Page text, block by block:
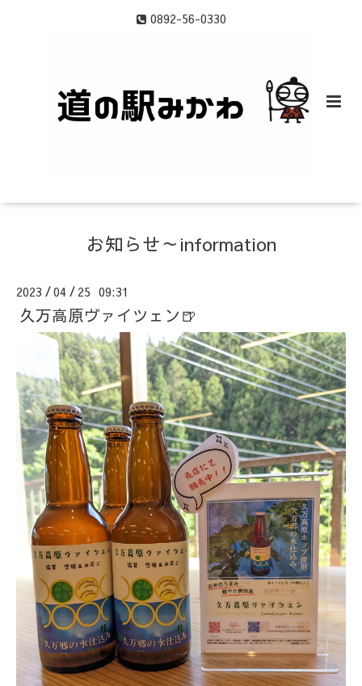
0892-56-0330
お知らせ～information
2023 /04 / 25 09:31
久万高原ヴァイツェン🍺